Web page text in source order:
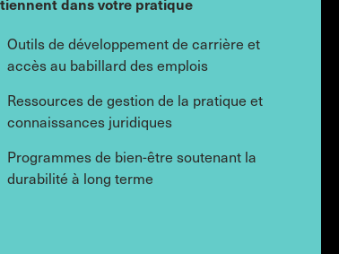
dans votre pratique
Outils de développement de carrière et
accès au babillard des emplois
Ressources de gestion de la pratique et
connaissances juridiques
Programmes de bien-être soutenant la
durabilité à long terme